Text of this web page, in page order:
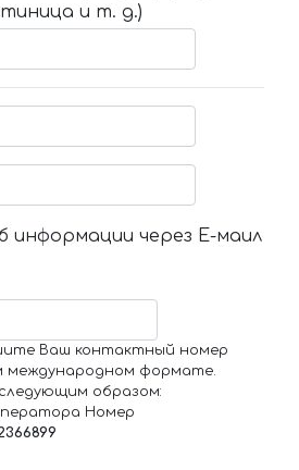
и т. д.)
информации через Е-маил
Ваш контактный номер
международном формате.
образом:
Номер